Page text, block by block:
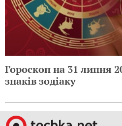
Гороскоп на 31 липня
знаків зодіаку